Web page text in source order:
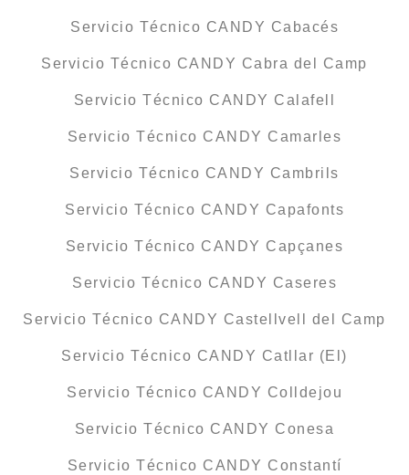
Servicio Técnico CANDY Cabacés
Servicio Técnico CANDY Cabra del Camp
Servicio Técnico CANDY Calafell
Servicio Técnico CANDY Camarles
Servicio Técnico CANDY Cambrils
Servicio Técnico CANDY Capafonts
Servicio Técnico CANDY Capçanes
Servicio Técnico CANDY Caseres
Servicio Técnico CANDY Castellvell del Camp
Servicio Técnico CANDY Catllar (El)
Servicio Técnico CANDY Colldejou
Servicio Técnico CANDY Conesa
Servicio Técnico CANDY Constantí